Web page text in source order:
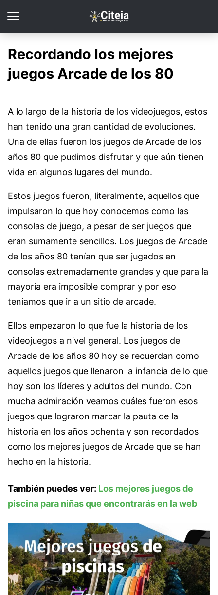
Recordando los mejores
juegos Arcade de los 80
A lo largo de la historia de los videojuegos, estos
han tenido una gran cantidad de evoluciones.
Una de ellas fueron los juegos de Arcade de los
años 80 que pudimos disfrutar y que aún tienen
vida en algunos lugares del mundo.
Estos juegos fueron, literalmente, aquellos que
impulsaron lo que hoy conocemos como las
consolas de juego, a pesar de ser juegos que
eran sumamente sencillos. Los juegos de Arcade
de los años 80 tenían que ser jugados en
consolas extremadamente grandes y que para la
mayoría era imposible comprar y por eso
teníamos que ir a un sitio de arcade.
Ellos empezaron lo que fue la historia de los
videojuegos a nivel general. Los juegos de
Arcade de los años 80 hoy se recuerdan como
aquellos juegos que llenaron la infancia de lo que
hoy son los líderes y adultos del mundo. Con
mucha admiración veamos cuáles fueron esos
juegos que lograron marcar la pauta de la
historia en los años ochenta y son recordados
como los mejores juegos de Arcade que se han
hecho en la historia.
También puedes ver: Los mejores juegos de
piscina para niñas que encontrarás en la web